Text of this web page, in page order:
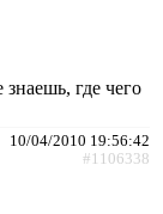
где чего
10/04/2010 19:56:42
#1106338